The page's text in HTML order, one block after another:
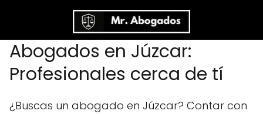
Abogados en Júzcar:
Profesionales cerca de tí
¿Buscas un abogado en Júzcar? Contar con